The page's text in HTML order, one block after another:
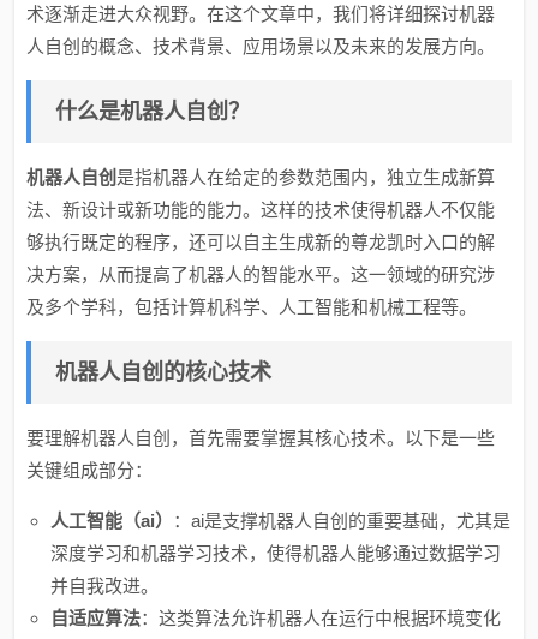
术逐渐走进大众视野。在这个文章中，我们将详细探讨机器
人自创的概念、技术背景、应用场景以及未来的发展方向。
什么是机器人自创？
机器人自创 是指机器人在给定的参数范围内，独立生成新算
法、新设计或新功能的能力。这样的技术使得机器人不仅能
够执行既定的程序，还可以自主生成新的尊龙凯时入口的解
决方案，从而提高了机器人的智能水平。这一领域的研究涉
及多个学科，包括计算机科学、人工智能和机械工程等。
机器人自创的核心技术
要理解机器人自创，首先需要掌握其核心技术。以下是一些
关键组成部分：
人工智能（ai）
：ai是支撑机器人自创的重要基础，尤其是
深度学习和机器学习技术，使得机器人能够通过数据学习
并自我改进。
自适应算法：这类算法允许机器人在运行中根据环境变化